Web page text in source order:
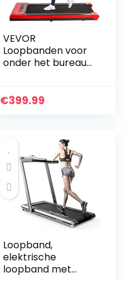
VEVOR
Loopbanden voor
onder het bureau
hardlopen, Led-
€399.99
Loopband,
elektrische
loopband met